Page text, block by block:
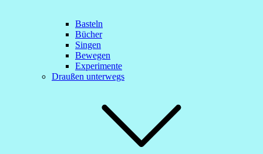
Basteln
Bücher
Singen
Bewegen
Experimente
Draußen unterwegs